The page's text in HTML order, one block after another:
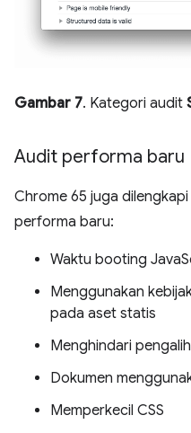
Gambar 7. Kategori audit
Audit performa baru
Chrome 65 juga
performa baru:
Waktu booting
Menggunakan
pada aset statis
Menghindari
Dokumen
Memperkecil CSS